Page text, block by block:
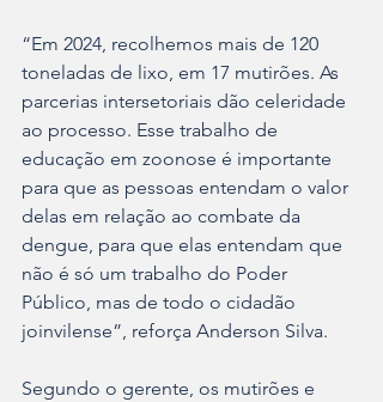
“Em 2024, recolhemos mais de 120
toneladas de lixo, em 17 mutirões. As
parcerias intersetoriais dão celeridade
ao processo. Esse trabalho de
educação em zoonose é importante
para que as pessoas entendam o valor
delas em relação ao combate da
dengue, para que elas entendam que
não é só um trabalho do Poder
Público, mas de todo o cidadão
joinvilense”, reforça Anderson Silva.
Segundo o gerente, os mutirões e